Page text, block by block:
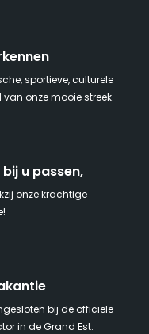
sportieve, culturele
onze mooie streek.
u passen,
onze krachtige
bij de officiële
in de Grand Est.